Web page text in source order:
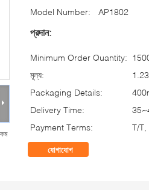
কম
Model Number:
AP1802
প্রদান:
Minimum Order Quantity:
মূল্য:
Packaging Details:
Delivery Time:
Payment Terms:
T/
যোগাযোগ